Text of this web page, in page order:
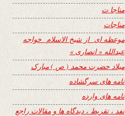
مناجا ت
مناجات
موعظه ای از شیخ الاسلام خواجه
عبدالله « انصاری »
میلاد حضرت محمد ( ص ) مبارک
نامه های سرگشاده
نامه های وارده
نفد ، تقریظ ، دیدگاه ها و مقالات راجع